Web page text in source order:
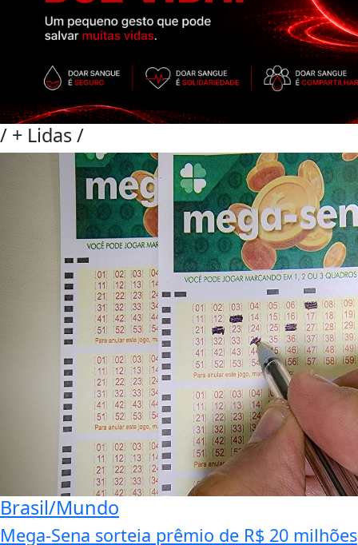
/ + Lidas/
Brasil/Mundo
Mega-Sena sorteia prêmio de R$ 20 milhões